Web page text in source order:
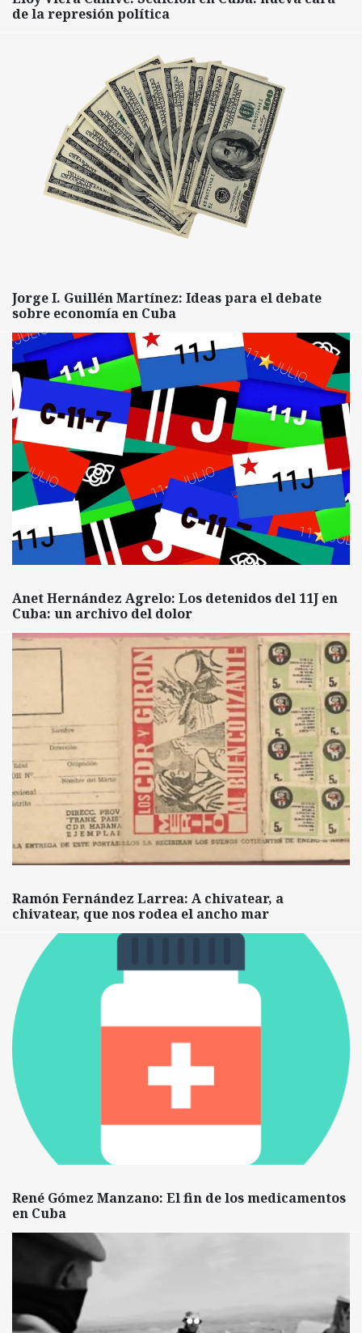
de la represión política
Jorge I. Guillén Martínez: Ideas para el debate
sobre economía en Cuba
Anet Hernández Agrelo: Los detenidos del 11J en
Cuba: un archivo del dolor
Ramón Fernández Larrea: A chivatear, a
chivatear, que nos rodea el ancho mar
René Gómez Manzano: El fin de los medicamentos
en Cuba